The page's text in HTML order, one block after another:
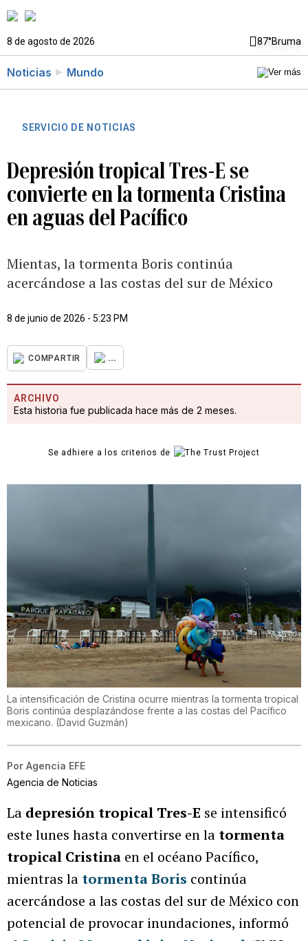
8 de agosto de 2026 87°Bruma
Noticias Mundo
SERVICIO DE NOTICIAS
Depresión tropical Tres-E se
convierte en la tormenta Cristina
en aguas del Pacífico
Mientas, la tormenta Boris continúa
acercándose a las costas del sur de México
8 de junio de 2026 - 5:23 PM
COMPARTIR ...
ARCHIVO
Esta historia fue publicada hace más de 2 meses.
Se adhiere a los criterios de
La intensificación de Cristina ocurre mientras la tormenta tropical
Boris continúa desplazándose frente a las costas del Pacífico
mexicano. (David Guzmán)
Por Agencia EFE
Agencia de Noticias
La depresión tropical Tres-E se intensificó
este lunes hasta convertirse en la tormenta
tropical Cristina en el océano Pacífico,
mientras la tormenta Boris continúa
acercándose a las costas del sur de México con
potencial de provocar inundaciones, informó